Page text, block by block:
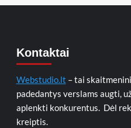
Kontaktai
Webstudio.lt – tai
padedantys verslams augti,
aplenkti konkurentus. Dėl
kreiptis.